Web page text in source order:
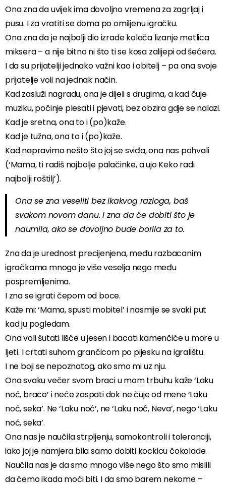
Ona zna da uvijek ima dovoljno vremena za zagrljaj i
pusu. I za vratiti se doma po omiljenu igračku.
Ona zna da je najbolji dio izrade kolača lizanje metlica
miksera – a nije bitno ni što ti se kosa zalijepi od šećera.
I da su prijatelji jednako važni kao i obitelj – pa ona svoje
prijatelje voli na jednak način.
Kad zasluži nagradu, ona je dijeli s drugima, a kad čuje
muziku, počinje plesati i pjevati, bez obzira gdje se nalazi.
Kad je sretna, ona to i (po)kaže.
Kad je tužna, ona to i (po)kaže.
Kad napravimo nešto što joj se sviđa, ona nas pohvali
(‘Mama, ti radiš najbolje palačinke, a ujo Keko radi
najbolji roštilj’).
Ona se zna veseliti bez ikakvog razloga, baš
svakom novom danu. I zna da će dobiti što je
naumila, ako se dovoljno bude borila za to.
Zna da je urednost precijenjena, među razbacanim
igračkama mnogo je više veselja nego među
pospremljenima.
I zna se igrati čepom od boce.
Kaže mi: ‘Mama, spusti mobitel’ i nasmije se svaki put
kad ju pogledam.
Ona voli šutati lišće u jesen i bacati kamenčiće u more u
ljeti. I crtati suhom grančicom po pijesku na igralištu.
I ne boji se nepoznatog, ako smo mi uz nju.
Ona svaku večer svom braci u mom trbuhu kaže ‘Laku
noć, braco’ i neće zaspati dok ne čuje od mene ‘Laku
noć, seka’. Ne ‘Laku noć’, ne ‘Laku noć, Neva’, nego ‘Laku
noć, seka’.
Ona nas je naučila strpljenju, samokontroli i toleranciji,
iako joj je namjera bila samo dobiti kockicu čokolade.
Naučila nas je da smo mnogo više nego što smo mislili
da ćemo ikada moći biti. I da smo barem nekome –